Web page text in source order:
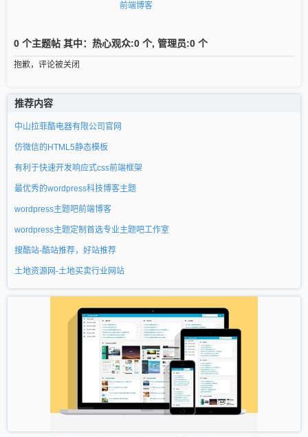
前端博客
0 个主题帖 其中：热心观众:0 个, 管理员:0 个
抱歉，评论被关闭
推荐内容
中山拉菲酷电器有限公司官网
仿微信的HTML5静态模板
有利于快速开发响应式css前端框架
最优秀的wordpress科技博客主题
wordpress主题吧前端博客
wordpress主题定制首选专业主题吧工作室
搜酷站-酷站推荐，好站推荐
土地资源网-土地买卖行业网站